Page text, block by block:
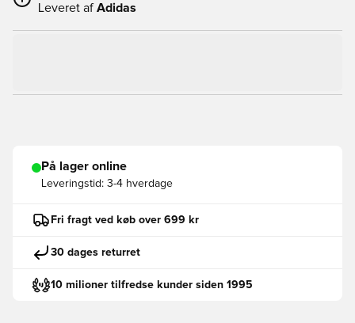
Leveret af Adidas
På lager online
Leveringstid: 3-4 hverdage
Fri fragt ved køb over 699 kr
30 dages returret
10 milioner tilfredse kunder siden 1995